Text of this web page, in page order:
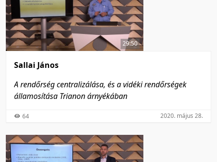
29:50
Sallai János
A rendőrség centralizálása, és a vidéki rendőrségek
államosítása Trianon árnyékában
64 2020. május 28.